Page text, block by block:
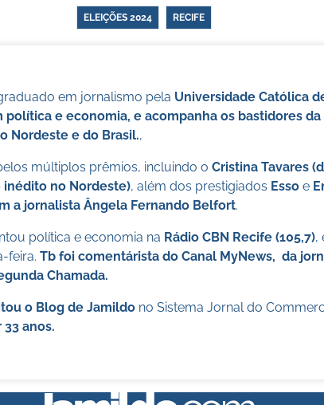
ELEIÇÕES 2024 RECIFE
em jornalismo pela Universidade Católica
política e economia, e acompanha os bastidores
Nordeste e do Brasil.,
múltiplos prêmios, incluindo o Cristina Tavares
no Nordeste), além dos prestigiados Essoe
a jornalista Ângela Fernando Belfort.
política e economia na Rádio CBN Recife (105,7),
feira. Tb foi comentárista do Canal MyNews, da
Chamada.
o Blog de Jamildo no Sistema Jornal do
anos.